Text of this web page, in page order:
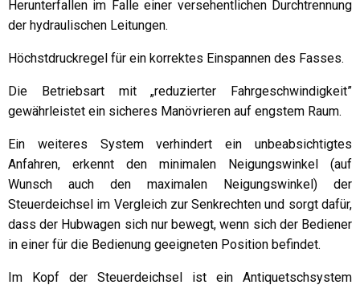
Herunterfallen im Falle einer versehentlichen Durchtrennung
der hydraulischen Leitungen.
Höchstdruckregel für ein korrektes Einspannen des Fasses.
Die Betriebsart mit „reduzierter Fahrgeschwindigkeit”
gewährleistet ein sicheres Manövrieren auf engstem Raum.
Ein weiteres System verhindert ein unbeabsichtigtes
Anfahren, erkennt den minimalen Neigungswinkel (auf
Wunsch auch den maximalen Neigungswinkel) der
Steuerdeichsel im Vergleich zur Senkrechten und sorgt dafür,
dass der Hubwagen sich nur bewegt, wenn sich der Bediener
in einer für die Bedienung geeigneten Position befindet.
Im Kopf der Steuerdeichsel ist ein Antiquetschsystem